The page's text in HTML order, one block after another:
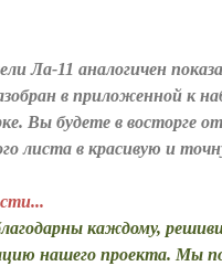
Ла-11 аналогичен
в приложенной к
Вы будете в восторге
листа в красивую и
каждому,
нашего проекта. Мы